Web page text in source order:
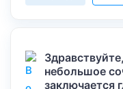
небольшое
заключается